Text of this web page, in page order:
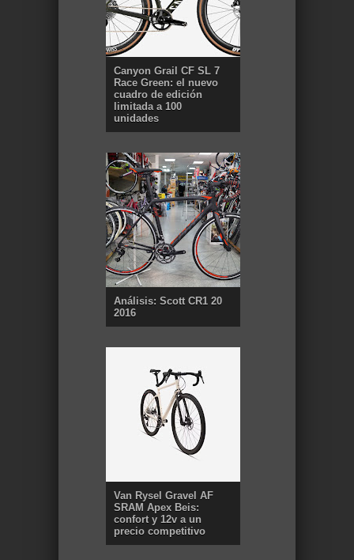
Canyon Grail CF SL 7
Race Green: el nuevo
cuadro de edición
limitada a 100
unidades
Análisis: Scott CR1 20
2016
Van Rysel Gravel AF
SRAM Apex Beis:
confort y 12v a un
precio competitivo